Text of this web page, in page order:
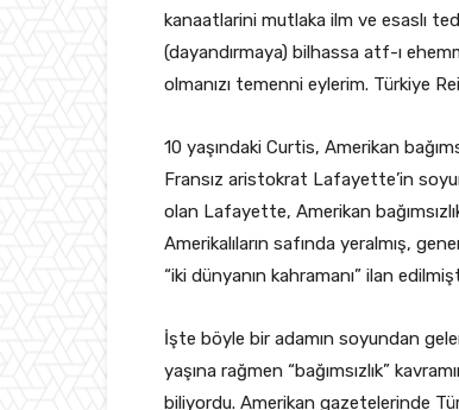
kanaatlarini mutlaka ilm ve esaslı
(dayandırmaya) bilhassa atf-ı
olmanızı temenni eylerim. Türkiye
10 yaşındaki Curtis, Amerikan
Fransız aristokrat Lafayette’in
olan Lafayette, Amerikan
Amerikalıların safında yeralmış,
“iki dünyanın kahramanı” ilan
İşte böyle bir adamın soyundan
yaşına rağmen “bağımsızlık”
biliyordu. Amerikan gazetelerinde